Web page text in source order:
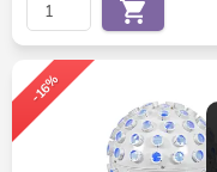
-16%